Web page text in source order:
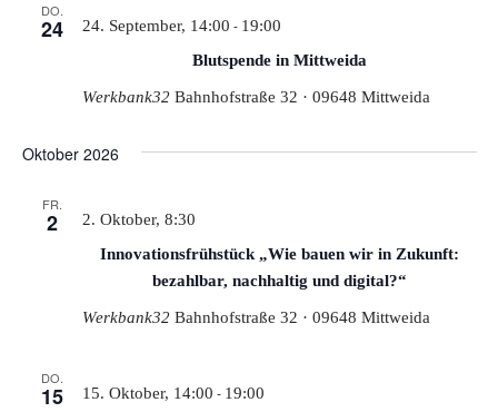
DO.
24
Blutspende in Mittweida
24. September, 14:00 - 19:00
Werkbank32 Bahnhofstraße 32 · 09648 Mittweida
Oktober 2026
FR.
2
Innovationsfrühstück „Wie bauen wir in Zukunft:
bezahlbar, nachhaltig und digital?“
2. Oktober, 8:30
Werkbank32 Bahnhofstraße 32 · 09648 Mittweida
DO.
15 15. Oktober, 14:00 - 19:00